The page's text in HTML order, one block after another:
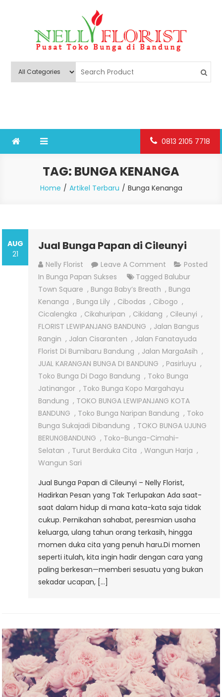
Nelly Florist Bandung
0813 2105 7718
TAG: BUNGA KENANGA
Home Artikel Terbaru Bunga Kenanga
AUG
21
Jual Bunga Papan di Cileunyi
Nelly Florist Leave A Comment On
Jual
Bunga
Papan
Di
Cileunyi
Posted
In Bunga Papan Sukses Tagged Balubur
Town Square , Bunga Baby’s Breath , Bunga
Kenanga , Bunga Lily , Cibodas , Cibogo ,
Cicalengka , Cikahuripan , Cikidang , Cileunyi ,
FLORIST LEWIPANJANG BANDUNG , Jalan Bangus
Rangin , Jalan Cisaranten , Jalan Fanatayuda
Florist Di Bumibaru Bandung , Jalan MargaAsih ,
JUAL KARANGAN BUNGA DI BANDUNG , Pasirluyu ,
Toko Bunga Di Dago Bandung , Toko Bunga
Jatinangor , Toko Bunga Kopo Margahayu
Bandung , TOKO BUNGA LEWIPANJANG KOTA
BANDUNG , Toko Bunga Naripan Bandung , Toko
Bunga Sukajadi Dibandung , TOKO BUNGA UJUNG
BERUNGBANDUNG , Toko-Bunga-Cimahi-
Selatan , Turut Berduka Cita ,Wangun Harja ,
Wangun Sari
Jual Bunga Papan di Cileunyi – Nelly Florist,
Hadirkan Pesan yang Tak Terlupakan Ada saat-
saat dalam hidup di mana kata-kata saja tidak
cukup. Pernikahan sahabat, peresmian usaha
keluarga, ulang tahun orang terkasih, hingga
momen duka cita yang penuh haru.Di momen
seperti itulah, kita ingin hadir dengan cara yang
paling berkesan—memberi sesuatu yang bukan
sekadar ucapan, […]